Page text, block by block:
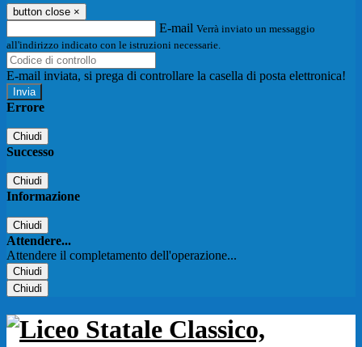
button close ×
E-mail Verrà inviato un messaggio
all'indirizzo indicato con le istruzioni necessarie.
E-mail inviata, si prega di controllare la casella di posta elettronica!
Errore
Chiudi
Successo
Chiudi
Informazione
Chiudi
Attendere...
Attendere il completamento dell'operazione...
Chiudi
Chiudi